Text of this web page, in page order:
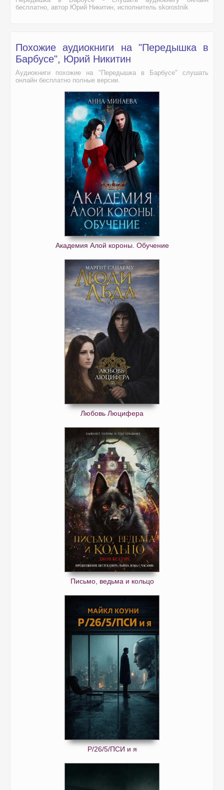
бесплатно, автор Юрий Никитин, исполнитель skorostnik
Похожие аудиокниги на "Передышка в
Барбусе", Юрий Никитин
Аудиокниги похожие на "Передышка в Барбусе" слушать
онлайн бесплатно полные версии.
Академия Алой короны. Обучение
Любовь Люцифера
Письмо, ведьма и кольцо
Р/26/5/ПСИ и я